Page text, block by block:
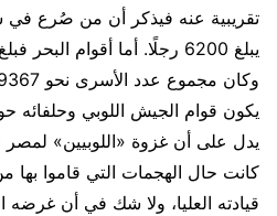
تقريبية عنه فيذكر أن من صُرع في
يكون قوام الجيش اللوبي وحلفائه
يدل على أن غزوة «اللوبيين»
كانت حال الهجمات التي قاموا بها
قيادته العليا، ولا شك في أن